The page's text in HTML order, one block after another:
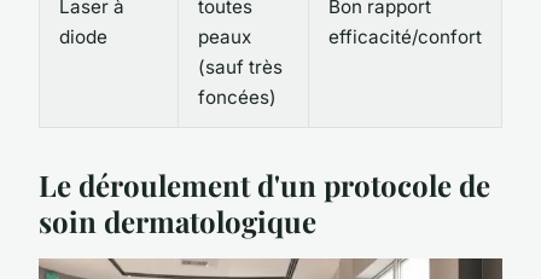
Laser à
diode
toutes
peaux
(sauf très
foncées)
Bon rapport
efficacité/confort
Le déroulement d'un protocole de
soin dermatologique